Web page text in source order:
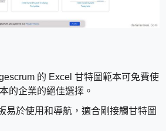
的 Excel 甘特圖範本可免費使
的企業的絕佳選擇。
易於使用和導航，適合剛接觸甘特圖